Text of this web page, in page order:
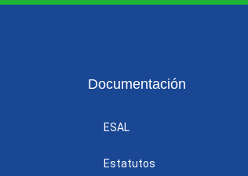
Documentación
ESAL
Estatutos